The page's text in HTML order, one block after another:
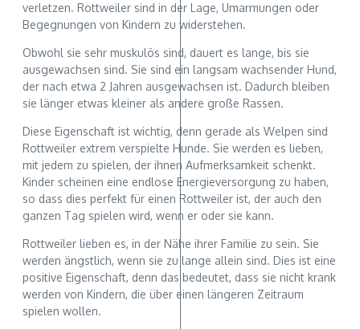
verletzen. Rottweiler sind in der Lage, Umarmungen oder
Begegnungen von Kindern zu widerstehen.
Obwohl sie sehr muskulös sind, dauert es lange, bis sie
ausgewachsen sind. Sie sind ein langsam wachsender Hund,
der nach etwa 2 Jahren ausgewachsen ist. Dadurch bleiben
sie länger etwas kleiner als andere große Rassen.
Diese Eigenschaft ist wichtig, denn gerade als Welpen sind
Rottweiler extrem verspielte Hunde. Sie werden es lieben,
mit jedem zu spielen, der ihnen Aufmerksamkeit schenkt.
Kinder scheinen eine endlose Energieversorgung zu haben,
so dass dies perfekt für einen Rottweiler ist, der auch den
ganzen Tag spielen wird, wenn er oder sie kann.
Rottweiler lieben es, in der Nähe ihrer Familie zu sein. Sie
werden ängstlich, wenn sie zu lange allein sind. Dies ist eine
positive Eigenschaft, denn das bedeutet, dass sie nicht krank
werden von Kindern, die über einen längeren Zeitraum
spielen wollen.